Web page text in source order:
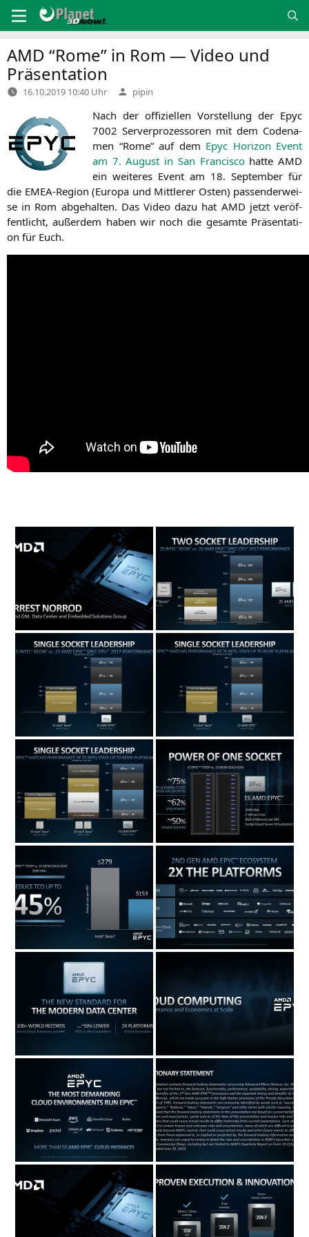
Inhalt
springen
AMD “Rome” in Rom — Video und
Präsentation
16.10.2019 10:40 Uhr Verfasst
von
pipin
Nach der offi­zi­el­len Vor­stel­lung der Epyc
7002 Ser­ver­pro­zes­so­ren mit dem Code­na­
men “Rome” auf dem Epyc Hori­zon Event
am 7. August in San Fran­cis­cohat­teAMD
ein wei­te­res Event am 18. Sep­tem­ber für
die EMEA-Regi­on (Euro­pa und Mitt­le­rer Osten) pas­sen­der­wei­
se in Rom abge­hal­ten. Das Video dazu hat AMD jetzt ver­öf­
fent­licht, außer­dem haben wir noch die gesam­te Prä­sen­ta­ti­
on für Euch.